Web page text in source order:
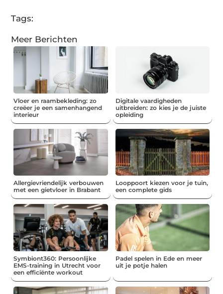
Tags:
Meer Berichten
Vloer en raambekleding: zo
creëer je een samenhangend
interieur
Digitale vaardigheden
uitbreiden: zo kies je de juiste
opleiding
Allergievriendelijk verbouwen
met een gietvloer in Brabant
Looppoort kiezen voor je tuin,
een complete gids
Symbiont360: Persoonlijke
EMS-training in Utrecht voor
een efficiënte workout
Padel spelen in Ede en meer
uit je potje halen